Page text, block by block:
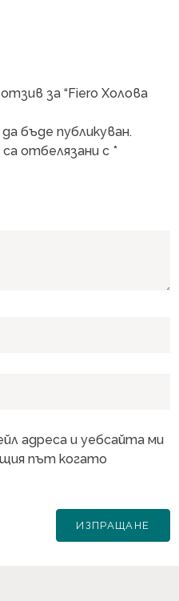
за “Fiero Холова
бъде публикуван.
отбелязани с *
адреса и уебсайта ми
път когато